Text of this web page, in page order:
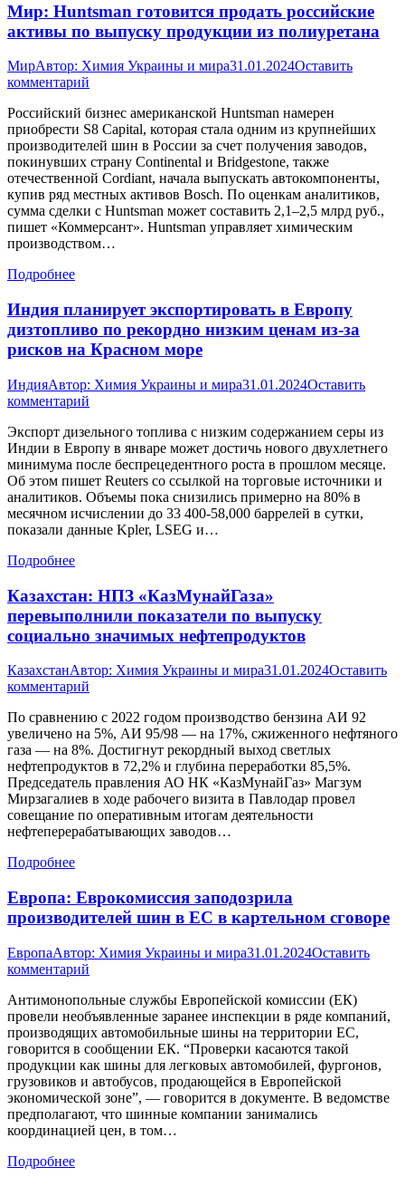
Мир: Huntsman готовится продать российские
активы по выпуску продукции из полиуретана
МирАвтор: Химия Украины и мира31.01.2024Оставить
комментарий
Российский бизнес американской Huntsman намерен
приобрести S8 Capital, которая стала одним из крупнейших
производителей шин в России за счет получения заводов,
покинувших страну Continental и Bridgestone, также
отечественной Cordiant, начала выпускать автокомпоненты,
купив ряд местных активов Bosch. По оценкам аналитиков,
сумма сделки с Huntsman может составить 2,1–2,5 млрд руб.,
пишет «Коммерсант». Huntsman управляет химическим
производством…
Подробнее
Индия планирует экспортировать в Европу
дизтопливо по рекордно низким ценам из-за
рисков на Красном море
ИндияАвтор: Химия Украины и мира31.01.2024Оставить
комментарий
Экспорт дизельного топлива с низким содержанием серы из
Индии в Европу в январе может достичь нового двухлетнего
минимума после беспрецедентного роста в прошлом месяце.
Об этом пишет Reuters со ссылкой на торговые источники и
аналитиков. Объемы пока снизились примерно на 80% в
месячном исчислении до 33 400-58,000 баррелей в сутки,
показали данные Kpler, LSEG и…
Подробнее
Казахстан: НПЗ «КазМунайГаза»
перевыполнили показатели по выпуску
социально значимых нефтепродуктов
КазахстанАвтор: Химия Украины и мира31.01.2024Оставить
комментарий
По сравнению с 2022 годом производство бензина АИ 92
увеличено на 5%, АИ 95/98 — на 17%, сжиженного нефтяного
газа — на 8%. Достигнут рекордный выход светлых
нефтепродуктов в 72,2% и глубина переработки 85,5%.
Председатель правления АО НК «КазМунайГаз» Магзум
Мирзагалиев в ходе рабочего визита в Павлодар провел
совещание по оперативным итогам деятельности
нефтеперерабатывающих заводов…
Подробнее
Европа: Еврокомиссия заподозрила
производителей шин в ЕС в картельном сговоре
ЕвропаАвтор: Химия Украины и мира31.01.2024Оставить
комментарий
Антимонопольные службы Европейской комиссии (ЕК)
провели необъявленные заранее инспекции в ряде компаний,
производящих автомобильные шины на территории ЕС,
говорится в сообщении ЕК. “Проверки касаются такой
продукции как шины для легковых автомобилей, фургонов,
грузовиков и автобусов, продающейся в Европейской
экономической зоне”, — говорится в документе. В ведомстве
предполагают, что шинные компании занимались
координацией цен, в том…
Подробнее